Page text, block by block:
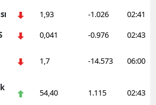
1,93 -1.026 02:41
0,041 -0.976 02:43
1,7 -14.573 06:00
54,40 1.115 02:43